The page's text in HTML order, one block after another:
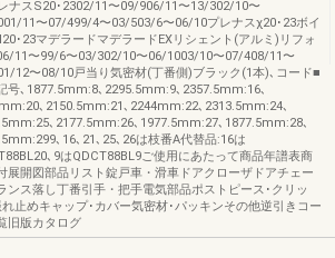
ナスS20･2302/11〜09/906/11〜13/302/10〜
11〜07/499/4〜03/503/6〜06/10プレナスχ20･23ボイ
･23マデラードマデラードEXリシェント(アルミ)リフォ
11〜99/6〜03/302/10〜06/1003/10〜07/408/11〜
12〜08/10戸当り気密材(丁番側)ブラック(1本)､コード■
号､1877.5mm:8､2295.5mm:9､2357.5mm:16､
､2150.5mm:21､2244mm:22､2313.5mm:24､
､2177.5mm:26､1977.5mm:27､1877.5mm:28､
､16､21､25､26は枝番A代替品:16は
､9はQDCT88BL9ご使用にあたって商品年譜表商
展開図部品リスト錠戸車・滑車ドアクローザドアチェー
ンス落し丁番引手・把手電気部品ポストピース･クリッ
れ止めキャップ･カバー気密材･パッキンその他逆引きコー
旧版カタログ